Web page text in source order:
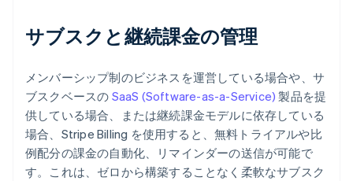
サブスクと継続課金の管理
メンバーシップ制のビジネスを運営している場合や、サ
ブスクベースの SaaS (Software-as-a-Service) 製品を提
供している場合、または継続課金モデルに依存している
場合、Stripe Billing を使用すると、無料トライアルや比
例配分の課金の自動化、リマインダーの送信が可能で
す。これは、ゼロから構築することなく柔軟なサブスク